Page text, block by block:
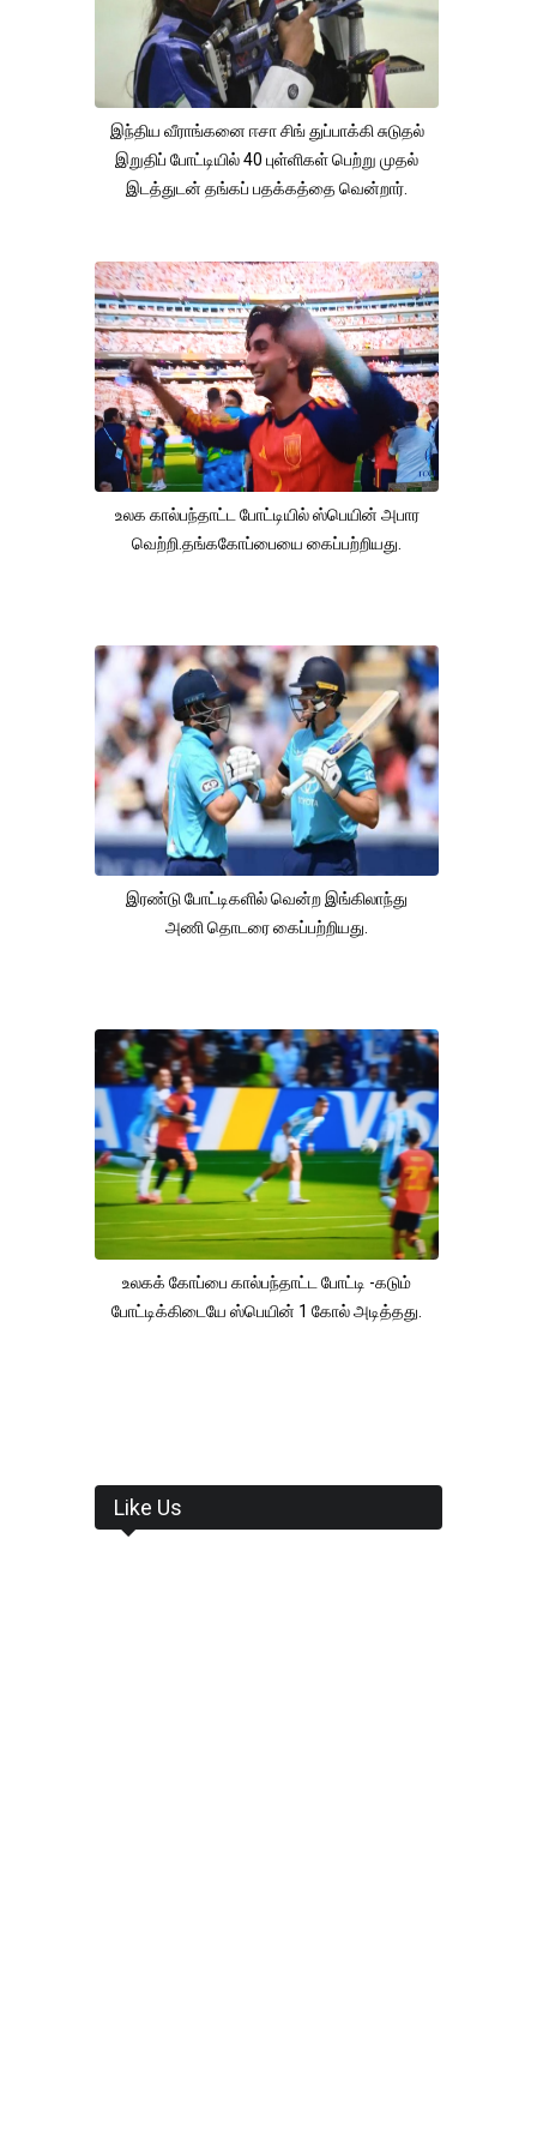
இந்திய வீராங்கனை ஈசா சிங் துப்பாக்கி சுடுதல்
இறுதிப் போட்டியில் 40 புள்ளிகள் பெற்று முதல்
இடத்துடன் தங்கப் பதக்கத்தை வென்றார்.
உலக கால்பந்தாட்ட போட்டியில் ஸ்பெயின் அபார
வெற்றி.தங்ககோப்பையை கைப்பற்றியது.
இரண்டு போட்டிகளில் வென்ற இங்கிலாந்து
அணி தொடரை கைப்பற்றியது.
உலகக் கோப்பை கால்பந்தாட்ட போட்டி -கடும்
போட்டிக்கிடையே ஸ்பெயின் 1 கோல் அடித்தது.
Like Us